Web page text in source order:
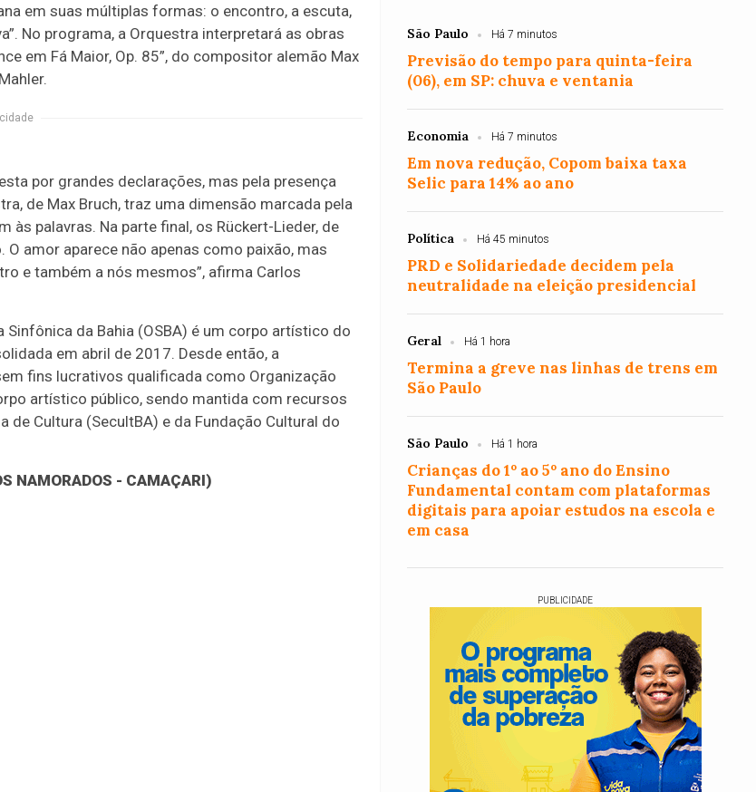
em suas múltiplas formas: o encontro, a escuta,
No programa, a Orquestra interpretará as obras
em Fá Maior, Op. 85”, do compositor alemão Max
por grandes declarações, mas pela presença
de Max Bruch, traz uma dimensão marcada pela
palavras. Na parte final, os Rückert-Lieder, de
amor aparece não apenas como paixão, mas
e também a nós mesmos”, afirma Carlos
da Bahia (OSBA) é um corpo artístico do
em abril de 2017. Desde então, a
fins lucrativos qualificada como Organização
artístico público, sendo mantida com recursos
de Cultura (SecultBA) e da Fundação Cultural do
NAMORADOS - CAMAÇARI)
São Paulo Há 7 minutos
Previsão do tempo para quinta-feira
(06), em SP: chuva e ventania
Economia Há 7 minutos
Em nova redução, Copom baixa taxa
Selic para 14% ao ano
Política Há 45 minutos
PRD e Solidariedade decidem pela
neutralidade na eleição presidencial
Geral Há 1 hora
Termina a greve nas linhas de trens em
São Paulo
São Paulo Há 1 hora
Crianças do 1º ao 5º ano do Ensino
Fundamental contam com plataformas
digitais para apoiar estudos na escola e
em casa
PUBLICIDADE